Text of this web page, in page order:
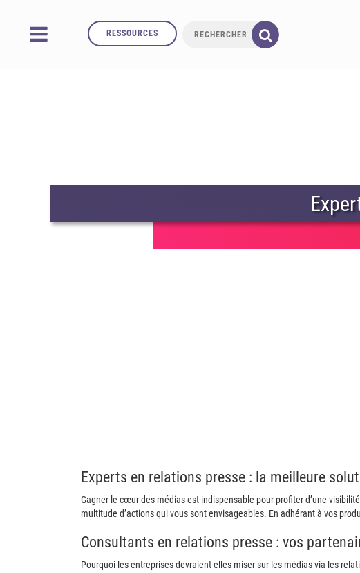
RESSOURCES
Experts en relations presse : la meilleure
Gagner le cœur des médias est indispensable pour profiter d’une
multitude d’actions qui vous sont envisageables. En adhérant à vos
Consultants en relations presse : vos
Pourquoi les entreprises devraient-elles miser sur les médias via les